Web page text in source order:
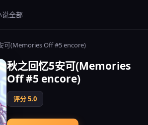
说全部
可(Memories Off #5 encore)
秋之回忆5安可(Memories
Off #5 encore)
评分 5.0